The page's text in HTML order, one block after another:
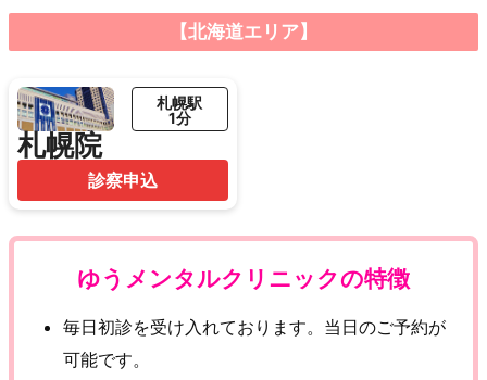
【北海道エリア】
札幌院
札幌駅
1分
診察申込
ゆうメンタルクリニックの特徴
毎日初診を受け入れております。当日のご予約が
可能です。